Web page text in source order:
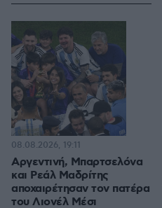
Αργεντινή, Μπαρτσελόνα
και Ρεάλ Μαδρίτης
αποχαιρέτησαν τον πατέρα
του Λιονέλ Μέσι
08.08.2026, 19:11